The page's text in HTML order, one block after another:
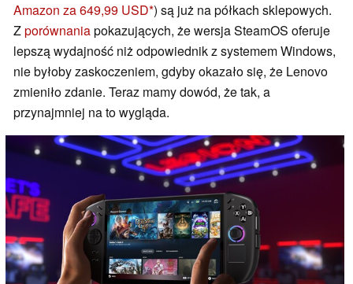
Amazon za 649,99 USD ) są już na półkach sklepowych.
Zporównaniapokazujących, że wersja SteamOS oferuje
lepszą wydajność niż odpowiednik z systemem Windows,
nie byłoby zaskoczeniem, gdyby okazało się, że Lenovo
zmieniło zdanie. Teraz mamy dowód, że tak, a
przynajmniej na to wygląda.